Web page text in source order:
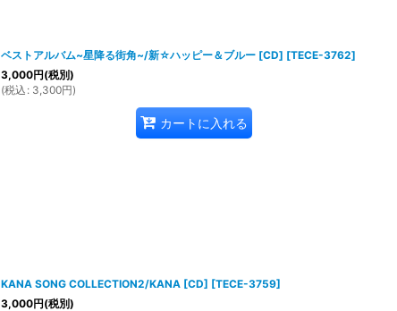
ベストアルバム~星降る街角~/新☆ハッピー＆ブルー [CD] [TECE-3762]
3,000円(税別)
(税込 : 3,300円)
カートに入れる
KANA SONG COLLECTION2/KANA [CD] [TECE-3759]
3,000円(税別)